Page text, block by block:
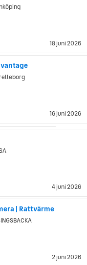
18 juni 2026
16 juni 2026
4 juni 2026
| Rattvärme
2 juni 2026